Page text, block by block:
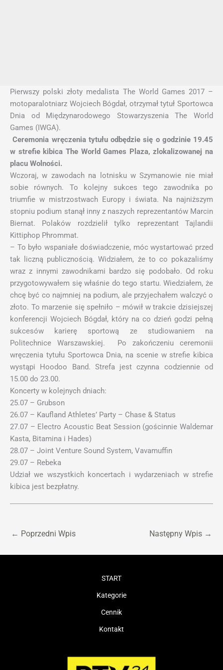
Pierwszy polski złoty medalista The World Games 2017 –
motoparalotniarz Wojciech Bógdał, otrzymał tytuł Sportowca
Dnia od Międzynarodowego Stowarzyszenia The World
Games (IWGA).
Ceremonia wręczenia tytułu odbędzie się o godzinie 19.45
w strefie kibica The World Games Plaza, zlokalizowanej na
placu Wolności.
Wczoraj, w zawodach na lotnisku w Szymanowie nie miał
sobie równych. To kolejny sukces tego zawodnika po
triumfie w mistrzostwach Europy i świata. Na najniższym
stopniu podium stanął inny z naszych reprezentantów Marcin
Biernat. Polaków rozdzielił tylko reprezentant Tajlandii
Kittiphop Phrommat.
– To było wspaniałe doświadczenie, móc wystartować przed
tak liczną publicznością. Widziałem, że to co pokazaliśmy
wraz z innymi zawodnikami bardzo się podobało. Od roku
przygotowywałem się właśnie do tego startu. Wiedziałem, że
chcę być co najmniej na podium, ale przyjechałem walczyć o
złoto. To marzenie się spełniło – mówił w trakcie dzisiejszej
konferencji Wojciech Bógdał, który na co dzień godzi pełną
sukcesów karierę sportową ze studiowaniem na
Politechnice Warszawskiej. Po zakończeniu ceremonii
wręczenia tytułu Sportowca Dnia, na scenie w strefie kibica
wystąpi Hoodoo Band. Strefa jest czynna codziennie od
15.00 do 23.00.
Koncerty w kolejnych dniach:
25.07 – Grubson
26.07 – Kaufland Athletes’ Party – Chase & Status
27.07 – Electro Acoustic Beat Session (gościnnie Waldemar
Kasta, Bitamina i Hades)
28.07 – Joint Venture Sound System, Vavamuffin
29.07 – Rebeka
Udział we wszystkich koncertach i wydarzeniach w strefie
kibica jest bezpłatny.
← Poprzedni Wpis Następny Wpis →
START
Kategorie
Cennik
Kontakt